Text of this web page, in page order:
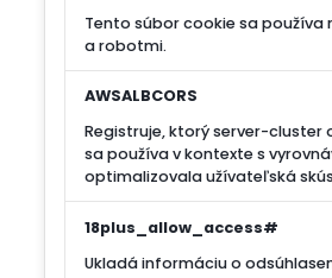
Tento súbor cookie sa používa
a robotmi.
AWSALBCORS
Registruje, ktorý server-cluster
sa používa v kontexte s
optimalizovala užívateľská
18plus_allow_access#
Ukladá informáciu o